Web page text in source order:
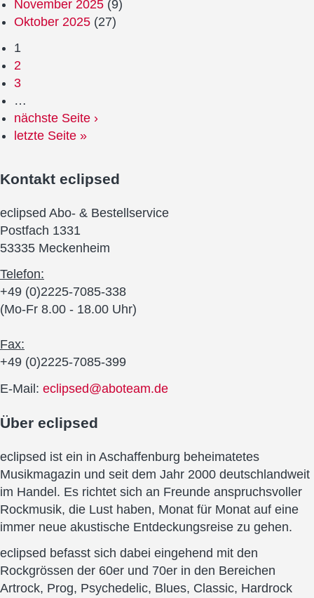
November 2025 (9)
Oktober 2025 (27)
1
2
3
…
nächste Seite ›
letzte Seite »
Kontakt eclipsed
eclipsed Abo- & Bestellservice
Postfach 1331
53335 Meckenheim
Telefon:
+49 (0)2225-7085-338
(Mo-Fr 8.00 - 18.00 Uhr)
Fax:
+49 (0)2225-7085-399
E-Mail: eclipsed@aboteam.de
Über eclipsed
eclipsed ist ein in Aschaffenburg beheimatetes
Musikmagazin und seit dem Jahr 2000 deutschlandweit
im Handel. Es richtet sich an Freunde anspruchsvoller
Rockmusik, die Lust haben, Monat für Monat auf eine
immer neue akustische Entdeckungsreise zu gehen.
eclipsed befasst sich dabei eingehend mit den
Rockgrössen der 60er und 70er in den Bereichen
Artrock, Prog, Psychedelic, Blues, Classic, Hardrock